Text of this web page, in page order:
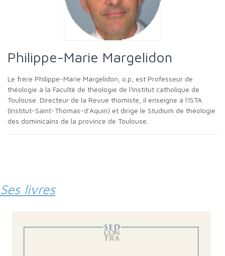
Philippe-Marie Margelidon
Le frère Philippe-Marie Margelidon, o.p, est Professeur de
théologie à la Faculté de théologie de l'Institut catholique de
Toulouse. Directeur de la Revue thomiste, il enseigne à l'ISTA
(Institut-Saint-Thomas-d'Aquin) et dirige le Studium de théologie
des dominicains de la province de Toulouse.
Ses livres